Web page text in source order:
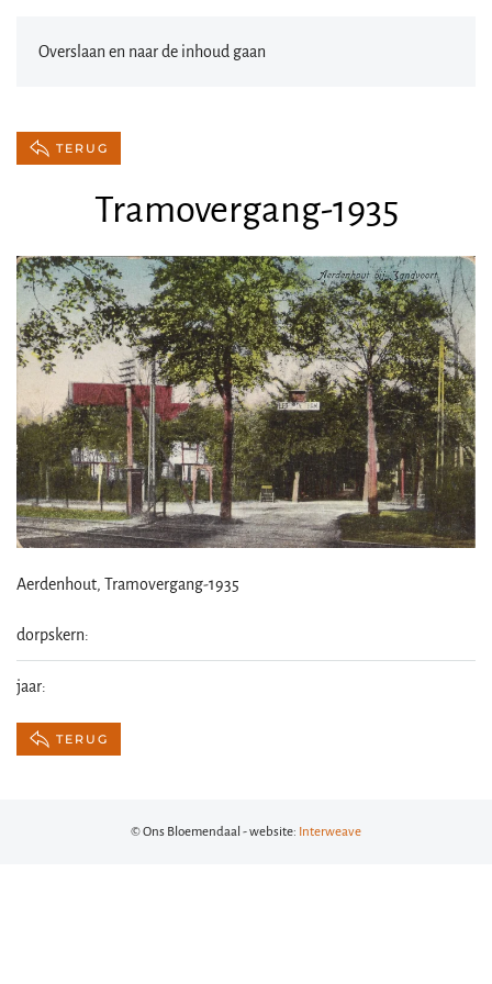
Overslaan en naar de inhoud gaan
TERUG
Tramovergang-1935
Aerdenhout, Tramovergang-1935
dorpskern:
jaar:
TERUG
© Ons Bloemendaal - website: Interweave